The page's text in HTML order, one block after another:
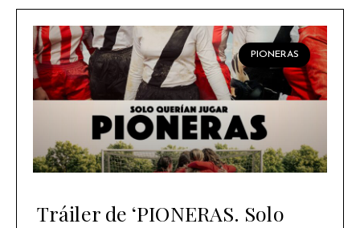
PIONERAS
Tráiler de ‘PIONERAS. Solo